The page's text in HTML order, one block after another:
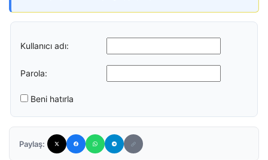
Kullanıcı adı:
Parola:
Beni hatırla
Paylaş: